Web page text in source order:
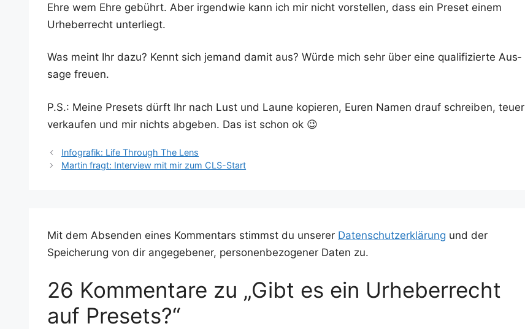
Ehre wem Ehre gebührt. Aber irgend­wie kann ich mir nicht vor­stel­len, dass ein Pre­set einem
Urhe­ber­recht unterliegt.
Was meint Ihr dazu? Kennt sich jemand damit aus? Wür­de mich sehr über eine qua­li­fi­zier­te Aus­
sa­ge freuen.
P.S.: Mei­ne Pre­sets dürft Ihr nach Lust und Lau­ne kopie­ren, Euren Namen drauf schrei­ben, teu­er
ver­kau­fen und mir nichts abge­ben. Das ist schon ok 😉
Infografik: Life Through The Lens
Martin fragt: Interview mit mir zum CLS-Start
Mit dem Absenden eines Kommentars stimmst du unserer Datenschutzerklärung und der
Speicherung von dir angegebener, personenbezogener Daten zu.
26 Kommentare zu „Gibt es ein Urheberrecht
auf Presets?“